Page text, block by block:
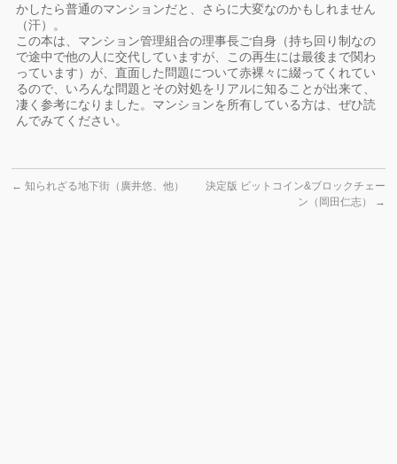
かしたら普通のマンションだと、さらに大変なのかもしれません
（汗）。
この本は、マンション管理組合の理事長ご自身（持ち回り制なの
で途中で他の人に交代していますが、この再生には最後まで関わ
っています）が、直面した問題について赤裸々に綴ってくれてい
るので、いろんな問題とその対処をリアルに知ることが出来て、
凄く参考になりました。マンションを所有している方は、ぜひ読
んでみてください。
← 知られざる地下街（廣井悠、他）
決定版 ビットコイン&ブロックチェー
ン（岡田仁志）
→